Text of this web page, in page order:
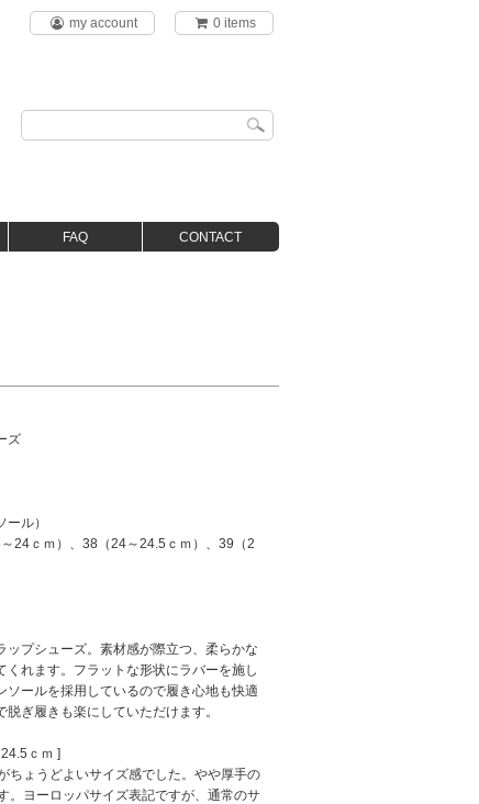
my account 0 items
FAQ CONTACT
ズ
ル）
24ｃｍ）、38（24～24.5ｃｍ）、39（2
プシューズ。素材感が際立つ、柔らかな
れます。フラットな形状にラバーを施し
ールを採用しているので履き心地も快適
ぎ履きも楽にしていただけます。
ｃｍ ]
ちょうどよいサイズ感でした。やや厚手の
。ヨーロッパサイズ表記ですが、通常のサ